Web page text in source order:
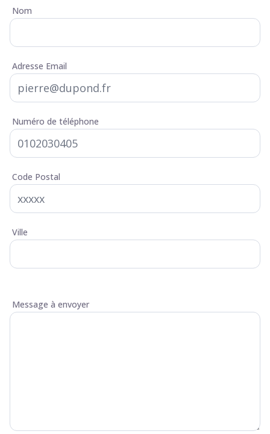
Nom
Adresse Email
Numéro de téléphone
Code Postal
Ville
Message à envoyer